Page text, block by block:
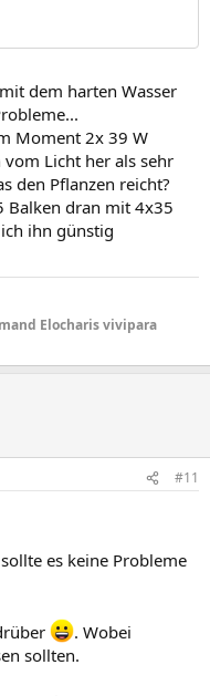
dem harten Wasser
Moment 2x 39 W
vom Licht her als sehr
den Pflanzen reicht?
Balken dran mit 4x35
ihn günstig
Elocharis vivipara
#11
es keine Probleme
. Wobei
sollten.